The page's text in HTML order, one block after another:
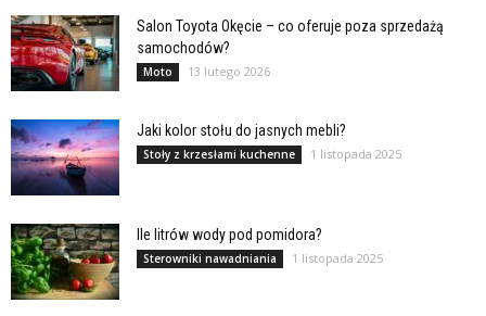
Salon Toyota Okęcie – co oferuje poza sprzedażą
samochodów?
Moto 13 lutego 2026
Jaki kolor stołu do jasnych mebli?
Stoły z krzesłami kuchenne 1 listopada 2025
Ile litrów wody pod pomidora?
Sterowniki nawadniania 1 listopada 2025